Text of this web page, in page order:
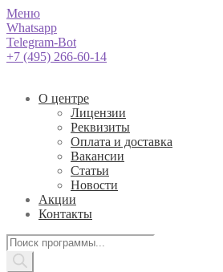
Меню
Whatsapp
Telegram-Bot
+7 (495) 266-60-14
О центре
Лицензии
Реквизиты
Оплата и доставка
Вакансии
Статьи
Новости
Акции
Контакты
Поиск
товаров